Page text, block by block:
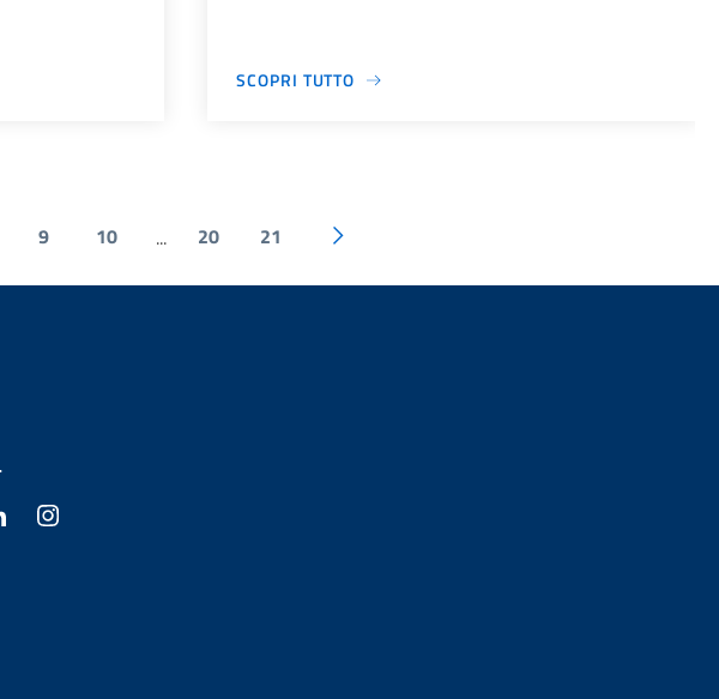
SCOPRI TUTTO
9 10 ... 20 21